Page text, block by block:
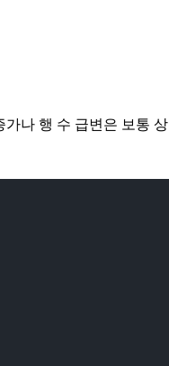
나 행 수 급변은 보통